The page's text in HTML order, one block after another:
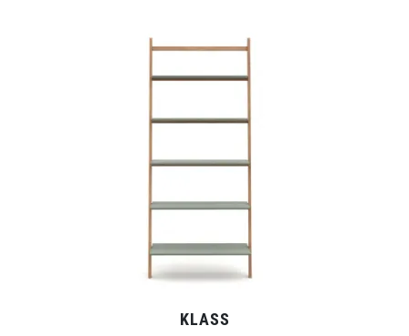
KLASS